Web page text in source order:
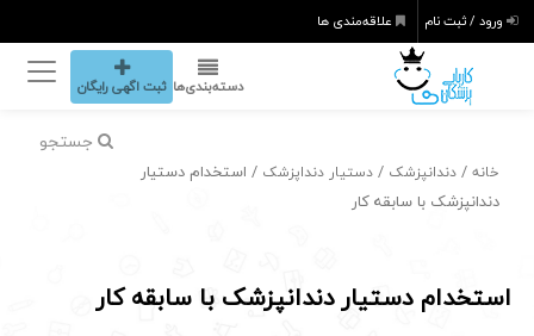
ورود / ثبت نام علاقه‌مندی ها
دسته‌بندی‌ها ثبت اگهی رایگان
جستجو
خانه /دندانپزشک /دستیار دنداپزشک / استخدام دستیار
دندانپزشک با سابقه کار
استخدام دستیار دندانپزشک با سابقه کار